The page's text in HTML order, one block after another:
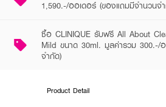
1,590.-/ออเดอร์ (ของแถมมีจำนวนจ
ซื้อ CLINIQUE รับฟรี All About
Mild ขนาด 30ml. มูลค่ารวม 300.-/
จำกัด)
Product Detail